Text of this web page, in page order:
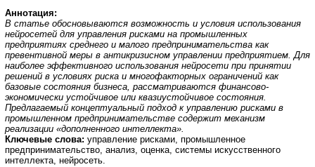
Аннотация:
В статье обосновываются возможность и условия использования
нейросетей для управления рисками на промышленных
предприятиях среднего и малого предпринимательства как
превентивной меры в антикризисном управлении предприятием. Для
наиболее эффективного использования нейросети при принятии
решений в условиях риска и многофакторных ограничений как
базовые состояния бизнеса, рассматриваются финансово-
экономически устойчивое или квазиустойчивое состояния.
Предлагаемый концептуальный подход к управлению рисками в
промышленном предпринимательстве содержит механизм
реализации «дополненного интеллекта».
Ключевые слова: управление рисками, промышленное
предпринимательство, анализ, оценка, системы искусственного
интеллекта, нейросеть.